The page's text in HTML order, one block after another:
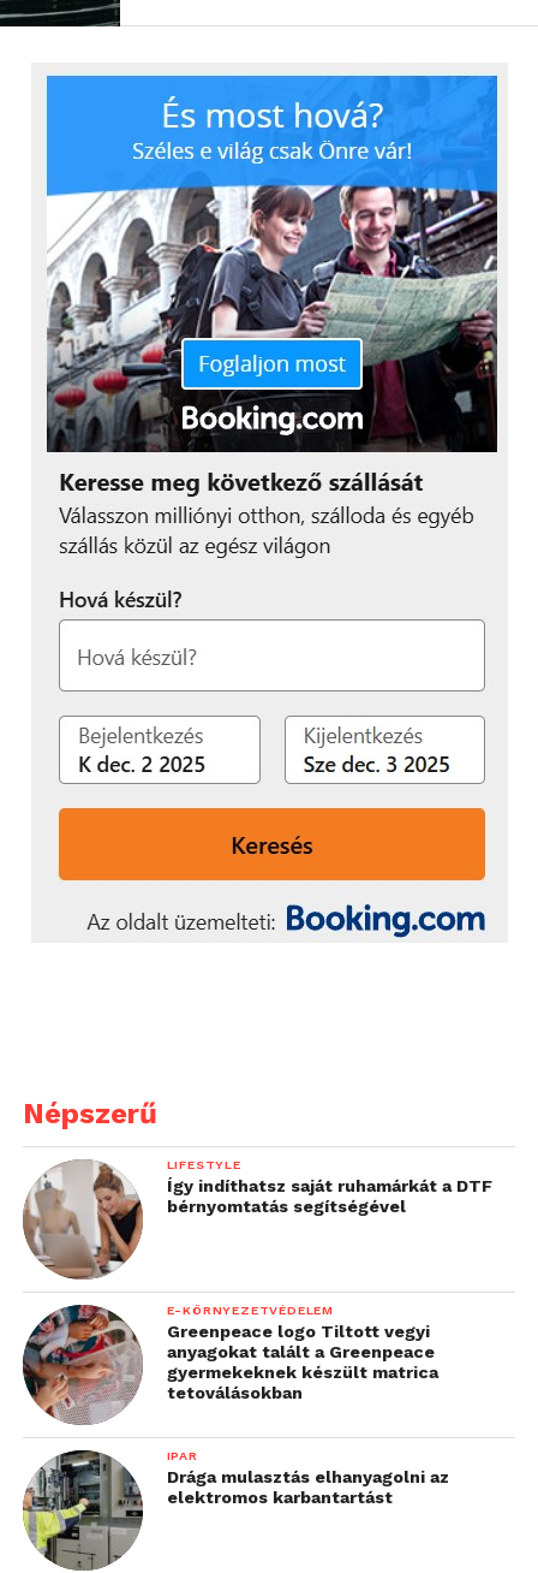
Népszerű
LIFESTYLE
Így indíthatsz saját ruhamárkát a DTF
bérnyomtatás segítségével
E-KÖRNYEZETVÉDELEM
Greenpeace logo Tiltott vegyi
anyagokat talált a Greenpeace
gyermekeknek készült matrica
tetoválásokban
IPAR
Drága mulasztás elhanyagolni az
elektromos karbantartást